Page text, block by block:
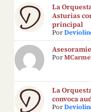
La
Asturias
principal
Por
Por
La
convoca
Por